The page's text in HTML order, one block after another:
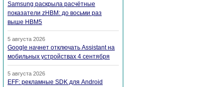
Samsung раскрыла расчётные
показатели zHBM: до восьми раз
выше HBM5
5 августа 2026
Google начнет отключать Assistant на
мобильных устройствах 4 сентября
5 августа 2026
EFF: рекламные SDK для Android